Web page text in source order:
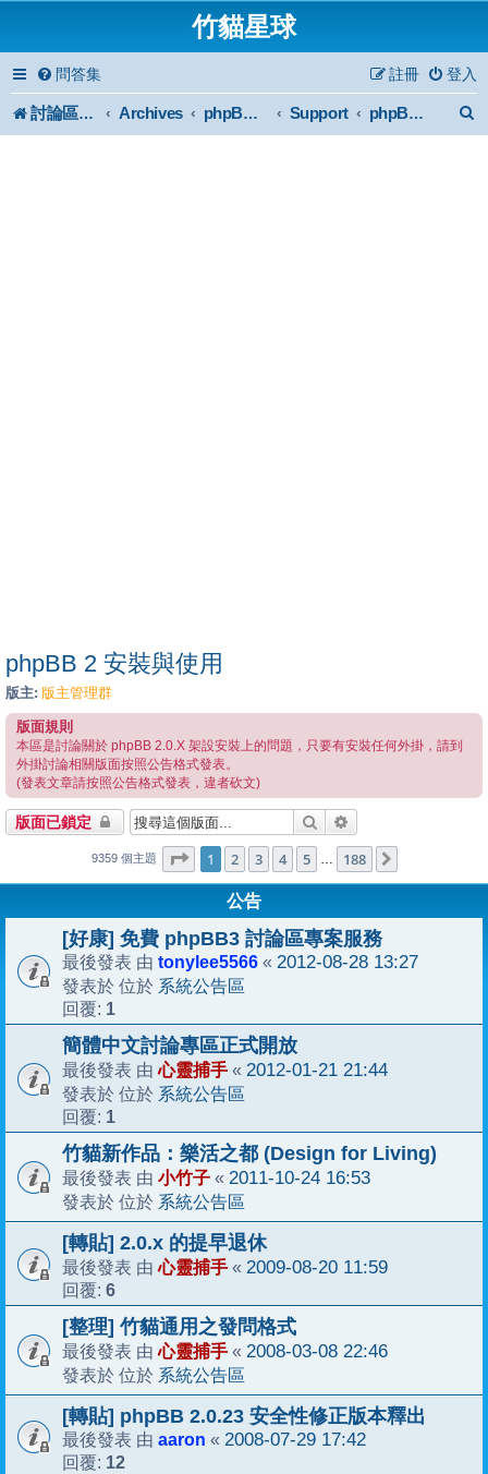
竹貓星球
問答集 登入
註冊
討論區首頁 Archives phpBB2 Forum Archive Support phpBB 2 安裝與使用
phpBB 2 安裝與使用
版主: 版主管理群
版面規則
本區是討論關於 phpBB 2.0.X 架設安裝上的問題，只要有安裝任何外掛，請到
外掛討論相關版面按照公告格式發表。
(發表文章請按照公告格式發表，違者砍文)
版面已鎖定 搜尋
9359 個主題 第1 頁 (共 188 頁)
1 2 3 4 5 … 188
公告
[好康] 免費 phpBB3 討論區專案服務
最後發表 由 tonylee5566 « 2012-08-28 13:27
發表於 位於 系統公告區
回覆: 1
簡體中文討論專區正式開放
最後發表 由心靈捕手 « 2012-01-21 21:44
發表於 位於 系統公告區
回覆: 1
竹貓新作品：樂活之都 (Design for Living)
最後發表 由 小竹子 « 2011-10-24 16:53
發表於 位於 系統公告區
[轉貼] 2.0.x 的提早退休
最後發表 由心靈捕手 « 2009-08-20 11:59
回覆: 6
[整理] 竹貓通用之發問格式
最後發表 由心靈捕手 « 2008-03-08 22:46
發表於 位於 系統公告區
[轉貼] phpBB 2.0.23 安全性修正版本釋出
最後發表 由 aaron « 2008-07-29 17:42
回覆: 12